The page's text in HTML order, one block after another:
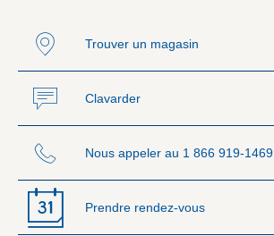
Trouver un magasin
Clavarder
Nous appeler au 1 866 919-1469
Prendre rendez-vous